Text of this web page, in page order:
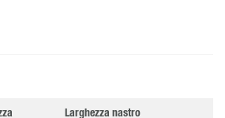
Larghezza nastro